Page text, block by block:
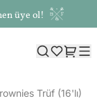
üye ol!
Trüf (16'lı)